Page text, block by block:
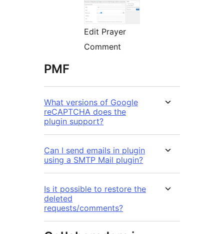
Edit Prayer
Comment
PMF
What versions of Google
reCAPTCHA does the
plugin support?
Can I send emails in plugin
using a SMTP Mail plugin?
Is it possible to restore the
deleted
requests/comments?